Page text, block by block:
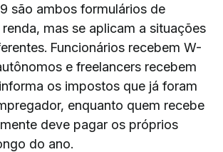
são ambos formulários de
mas se aplicam a situações
Funcionários recebem W-
e freelancers recebem
os impostos que já foram
enquanto quem recebe
deve pagar os próprios
do ano.